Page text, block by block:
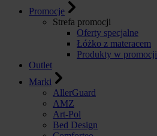
Promocje
Strefa promocji
Oferty specjalne
Łóżko z materacem
Produkty w promocji
Outlet
Marki
AllerGuard
AMZ
Art-Pol
Bed Design